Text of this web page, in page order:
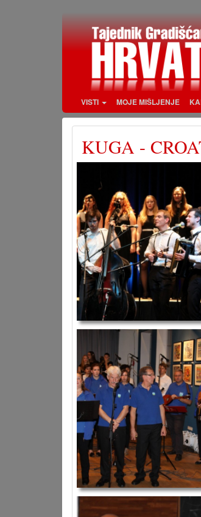
VISTI MOJE MIŠLJENJE
KUGA -